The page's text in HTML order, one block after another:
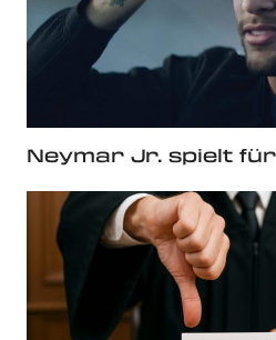
Neymar Jr. spielt